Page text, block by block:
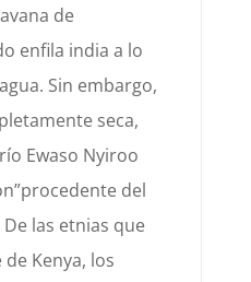
de
enfila india a lo
. Sin embargo,
seca,
Ewaso Nyiroo
procedente del
De las etnias que
Kenya, los